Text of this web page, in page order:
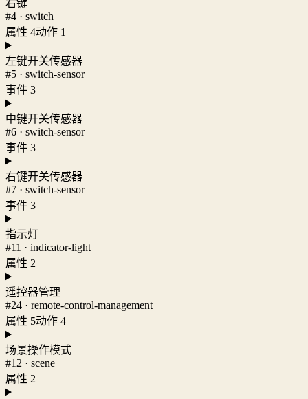
右键
#4 · switch
属性 4动作 1
左键开关传感器
#5 · switch-sensor
事件 3
中键开关传感器
#6 · switch-sensor
事件 3
右键开关传感器
#7 · switch-sensor
事件 3
指示灯
#11 · indicator-light
属性 2
遥控器管理
#24 · remote-control-management
属性 5动作 4
场景操作模式
#12 · scene
属性 2